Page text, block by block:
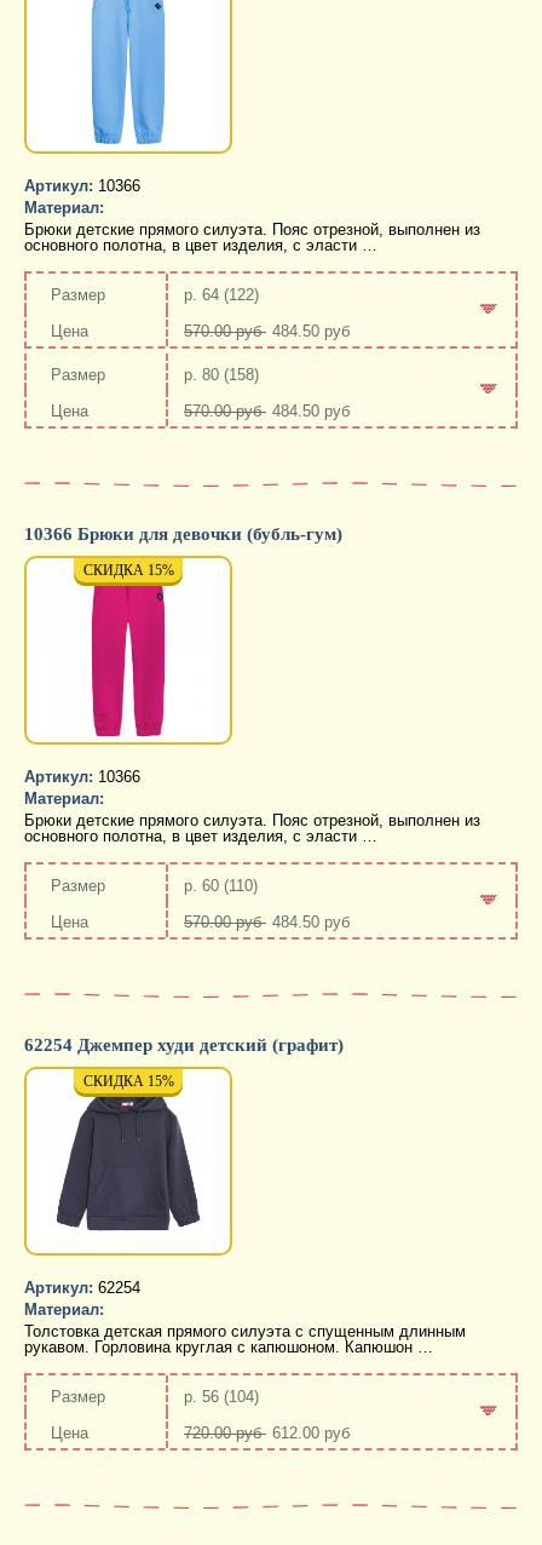
Артикул: 10366
Материал:
Брюки детские прямого силуэта. Пояс отрезной, выполнен из
основного полотна, в цвет изделия, с эласти …
р. 64 (122)
570.00 руб 484.50 руб
-р. 80 (158)
570.00 руб 484.50 руб
10366 Брюки для девочки (бубль-гум)
СКИДКА 15%
Артикул: 10366
Материал:
Брюки детские прямого силуэта. Пояс отрезной, выполнен из
основного полотна, в цвет изделия, с эласти …
р. 60 (110)
570.00 руб 484.50 руб
62254 Джемпер худи детский (графит)
СКИДКА 15%
Артикул: 62254
Материал:
Толстовка детская прямого силуэта с спущенным длинным
рукавом. Горловина круглая с капюшоном. Капюшон …
р. 56 (104)
720.00 руб 612.00 руб